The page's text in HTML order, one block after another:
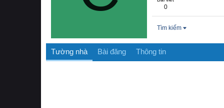
0
Tìm kiếm
Tường nhà Bài đăng Thông tin